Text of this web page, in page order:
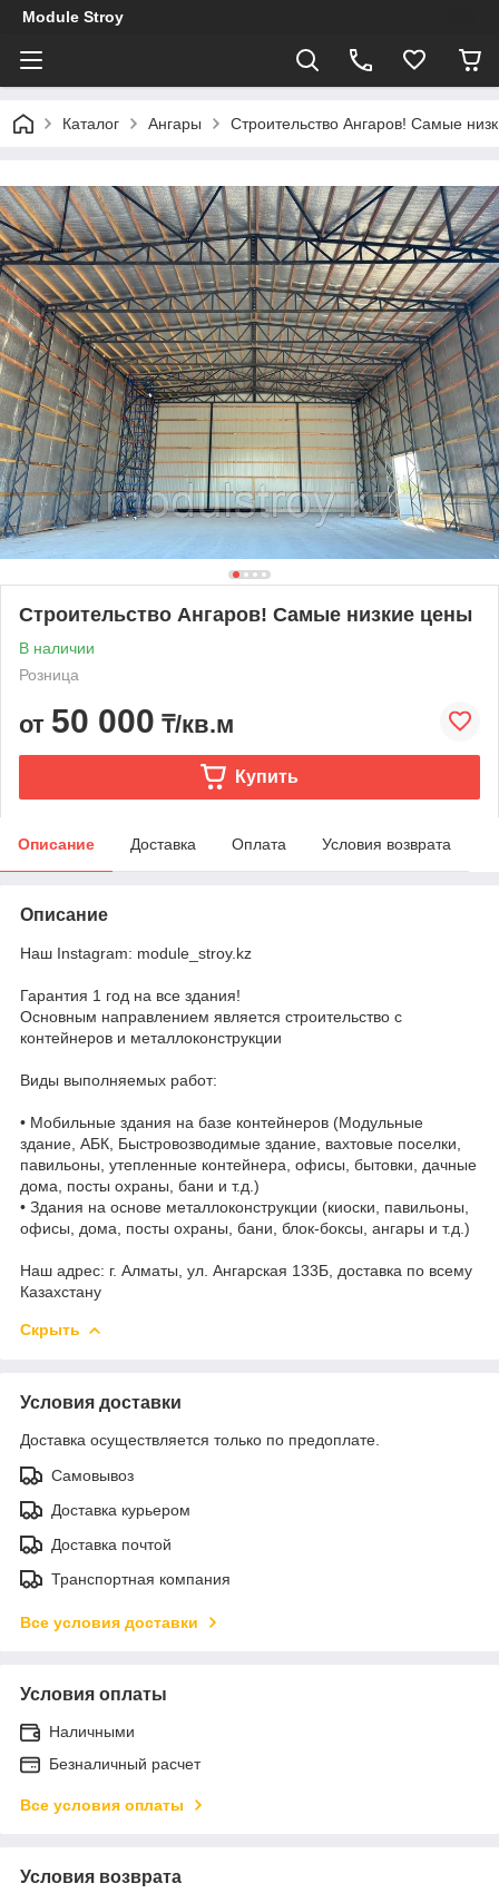
Module Stroy
Каталог Ангары Строительство Ангаров! Самые
Строительство Ангаров! Самые низкие цены
В наличии
Розница
от 50 000 ₸/кв.м
Купить
Описание Доставка Оплата Условия возврата
Описание
Наш Instagram: module_stroy.kz
Гарантия 1 год на все здания!
Основным направлением является строительство с
контейнеров и металлоконструкции
Виды выполняемых работ:
• Мобильные здания на базе контейнеров (Модульные
здание, АБК, Быстровозводимые здание, вахтовые поселки,
павильоны, утепленные контейнера, офисы, бытовки, дачные
дома, посты охраны, бани и т.д.)
• Здания на основе металлоконструкции (киоски, павильоны,
офисы, дома, посты охраны, бани, блок-боксы, ангары и т.д.)
Наш адрес: г. Алматы, ул. Ангарская 133Б, доставка по всему
Казахстану
Скрыть
Условия доставки
Доставка осуществляется только по предоплате.
Самовывоз
Доставка курьером
Доставка почтой
Транспортная компания
Все условия доставки
Условия оплаты
Наличными
Безналичный расчет
Все условия оплаты
Условия возврата